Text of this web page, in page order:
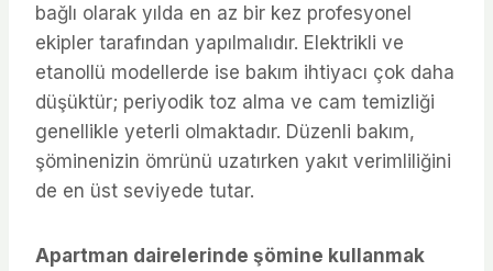
bağlı olarak yılda en az bir kez profesyonel
ekipler tarafından yapılmalıdır. Elektrikli ve
etanollü modellerde ise bakım ihtiyacı çok daha
düşüktür; periyodik toz alma ve cam temizliği
genellikle yeterli olmaktadır. Düzenli bakım,
şöminenizin ömrünü uzatırken yakıt verimliliğini
de en üst seviyede tutar.
Apartman dairelerinde şömine kullanmak